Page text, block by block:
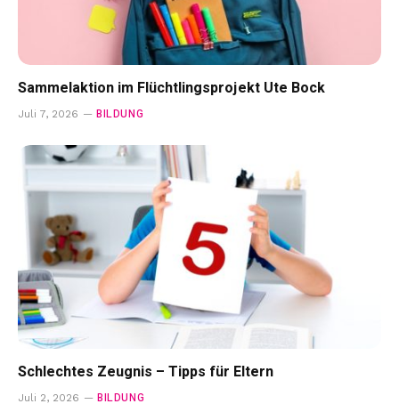
Sammelaktion im Flüchtlingsprojekt Ute Bock
Juli 7, 2026 BILDUNG
Schlechtes Zeugnis – Tipps für Eltern
Juli 2, 2026 BILDUNG